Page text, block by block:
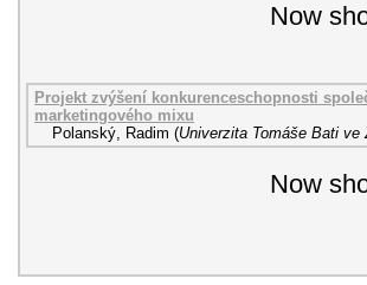
Now
Projekt zvýšení konkurenceschopnosti
marketingového mixu
Polanský, Radim (Univerzita Tomáše Bati ve
Now